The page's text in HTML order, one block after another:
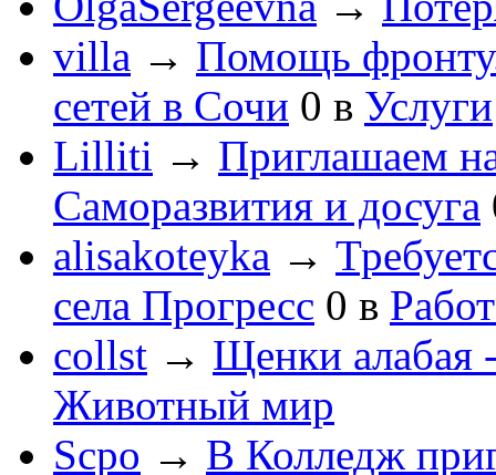
villa → Помощь
сетей в Сочи 0 в Услуги
Lilliti → Приглашаем
Саморазвития и досуга
alisakoteyka →
села Прогресс 0 в
collst → Щенки алабая
Животный мир
Scpo → В Колледж